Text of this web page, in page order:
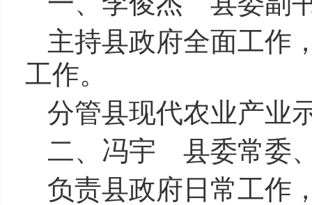
主持县政府全面工作
工作。
分管县现代农业产业
二、冯宇 县委常委
负责县政府日常工作